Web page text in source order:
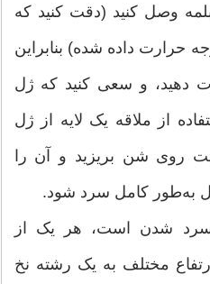
وصل کنید (دقت کنید که
حرارت داده شده) بنابراین
دهید، و سعی کنید که ژل
از ملاقه یک لایه از ژل
ضخامت روی شن بریزید و آن را
ژل به‌طور کامل سرد شود.
سرد شدن است، هر یک از
مختلف به یک رشته نخ